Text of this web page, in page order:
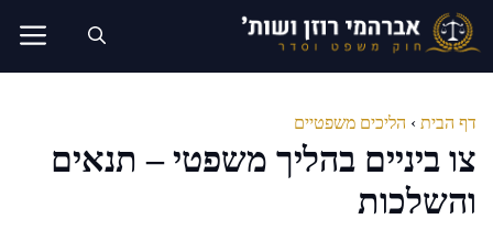
לדלג
לתוכן
דף הבית › הליכים משפטיים
צו ביניים בהליך משפטי – תנאים
והשלכות